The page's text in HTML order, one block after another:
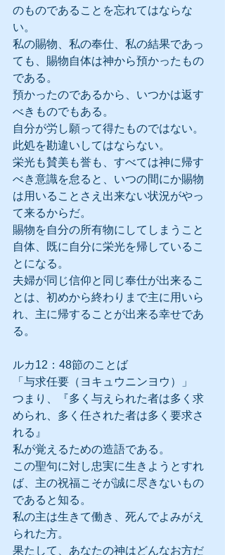
のものであることを忘れてはならな
い。
私の賜物、私の奉仕、私の結果であっ
ても、賜物自体は神から預かったもの
である。
預かったのであるから、いつかは返す
べきものでもある。
自分が労し願って得たものではない。
此処を勘違いしてはならない。
栄光も賛美も誉も、すべては神に帰す
べき意識を怠ると、いつの間にか賜物
は用いることさえ出来ない状況がやっ
て来るからだ。
賜物を自分の所有物にしてしまうこと
自体、既に自分に栄光を帰しているこ
とになる。
夫婦が同じ信仰と同じ奉仕が出来るこ
とは、初めから終わりまで主に用いら
れ、主に帰することが出来る幸せであ
る。
ルカ12：48節のことば
「与求任要（ヨキュウニンヨウ）」
つまり、『多く与えられた者は多く求
められ、多く任された者は多く要求さ
れる』
私が覚えるための造語である。
この聖句に対し忠実に生きようとすれ
ば、主の祝福こそが誠に尽きないもの
であると知る。
私の主は生きて働き、死んでよみがえ
られた方。
果たして、あなたの神はどんなお方だ